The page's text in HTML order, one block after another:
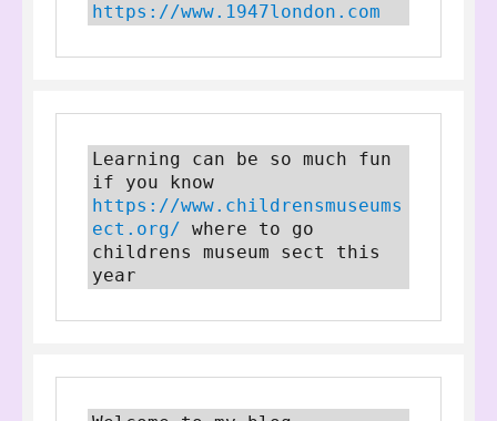
https://www.1947london.com
Learning can be so much fun
https://www.childrensmuseums
ect.org/ where to go
childrens museum sect this
year